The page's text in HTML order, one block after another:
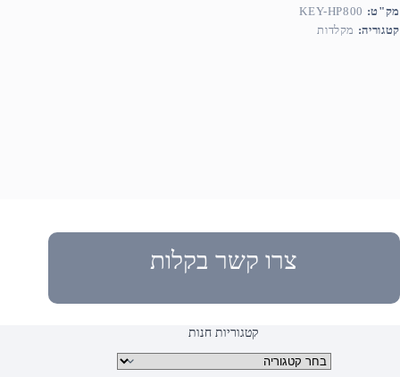
מק"ט: KEY-HP800
קטגוריה: מקלדות
צרו קשר בקלות
קטגוריות חנות
קטגוריות מוצרים